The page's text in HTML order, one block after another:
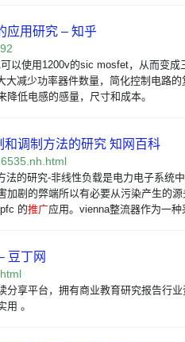
应用研究 – 知乎
以使用1200v的sic mosfet，从而变成
大减少功率器件数量，简化控制电路的
低电感的感量，尺寸和成本。
调制方法的研究 知网百科
法的研究-非线性负载是电力电子系统
加剧的弊端所以有必要从污染产生的源
的推广应用。vienna整流器作为一种
豆丁网
分享平台，拥有商业教育研究报告行
用 。